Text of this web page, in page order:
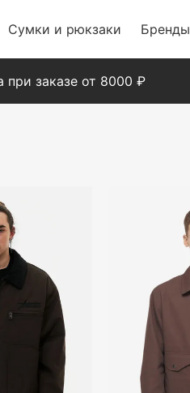
Сумки и рюкзаки Бренды
при заказе от 8000 ₽